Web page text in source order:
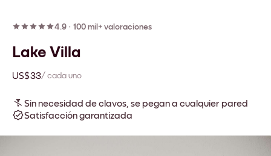
4.9 · 100 mil+ valoraciones
Lake Villa
US$33/ cada uno
Sin necesidad de clavos, se pegan a cualquier pared
Satisfacción garantizada